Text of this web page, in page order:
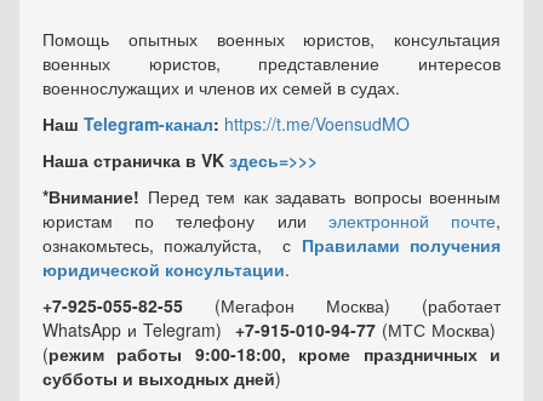
Помощь опытных военных юристов, консультация
военных юристов, представление интересов
военнослужащих и членов их семей в судах.
Наш Telegram-канал: https://t.me/VoensudMO
Наша страничка в VK здесь=>>>
*Внимание! Перед тем как задавать вопросы военным
юристам по телефону или электронной почте,
ознакомьтесь, пожалуйста, с Правилами получения
юридической консультации.
+7-925-055-82-55 (Мегафон Москва) (работает
WhatsApp и Telegram) +7-915-010-94-77 (МТС Москва)
(режим работы 9:00-18:00, кроме праздничных и
субботы и выходных дней)